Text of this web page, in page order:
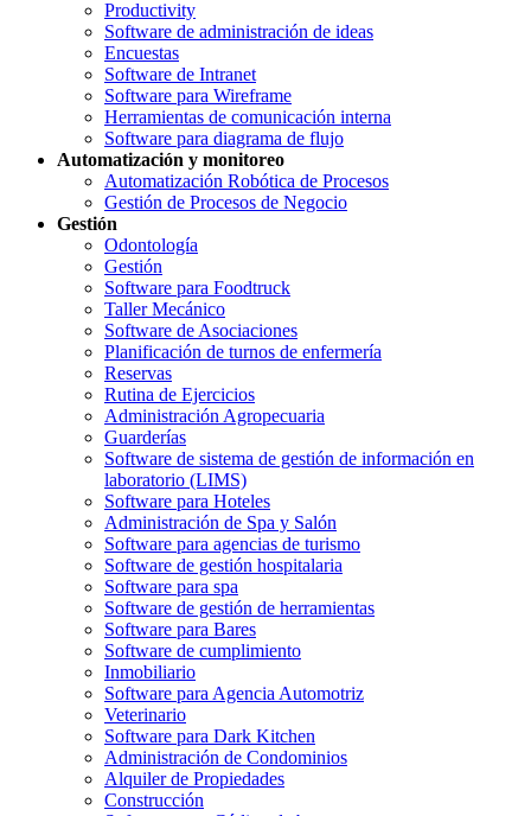
Productivity
Software de administración de ideas
Encuestas
Software de Intranet
Software para Wireframe
Herramientas de comunicación interna
Software para diagrama de flujo
Automatización y monitoreo
Automatización Robótica de Procesos
Gestión de Procesos de Negocio
Gestión
Odontología
Gestión
Software para Foodtruck
Taller Mecánico
Software de Asociaciones
Planificación de turnos de enfermería
Reservas
Rutina de Ejercicios
Administración Agropecuaria
Guarderías
Software de sistema de gestión de información en
laboratorio (LIMS)
Software para Hoteles
Administración de Spa y Salón
Software para agencias de turismo
Software de gestión hospitalaria
Software para spa
Software de gestión de herramientas
Software para Bares
Software de cumplimiento
Inmobiliario
Software para Agencia Automotriz
Veterinario
Software para Dark Kitchen
Administración de Condominios
Alquiler de Propiedades
Construcción